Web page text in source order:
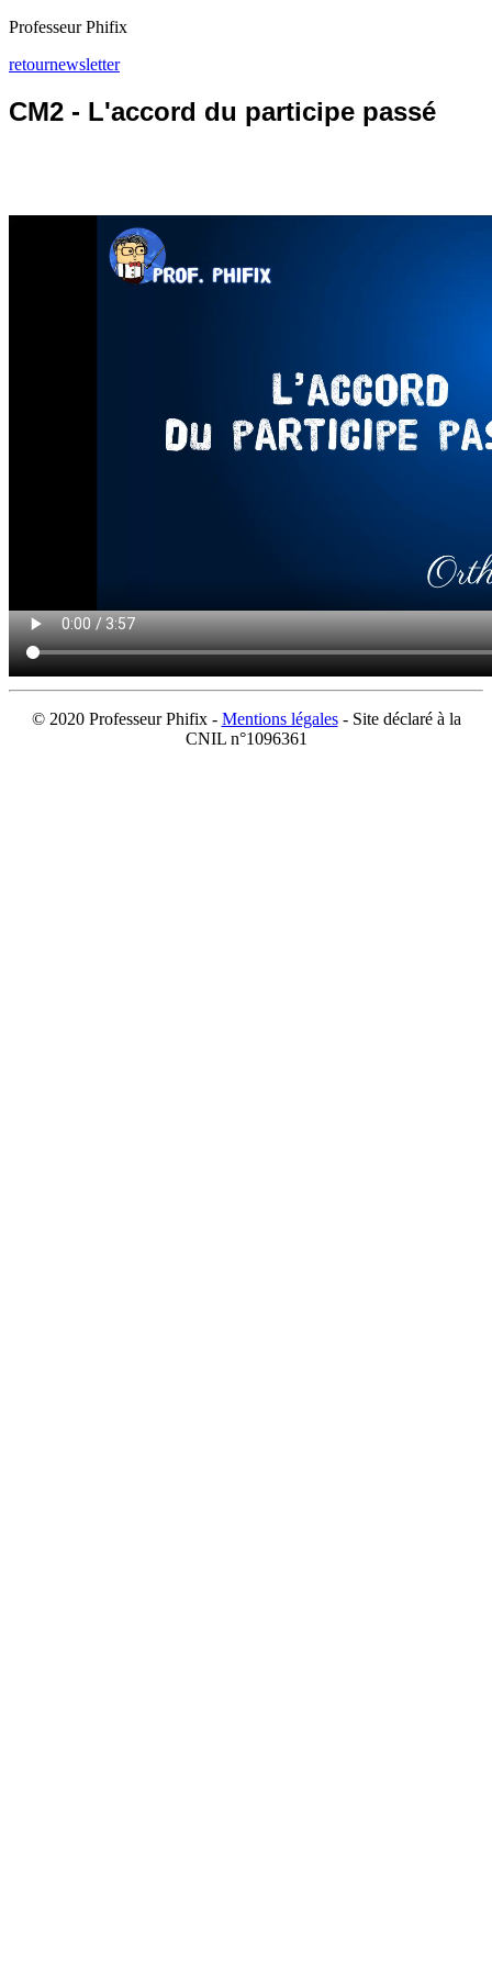
Professeur Phifix
retournewsletter
CM2 - L'accord du participe passé
© 2020 Professeur Phifix - Mentions légales- Site déclaré à la
CNIL n°1096361